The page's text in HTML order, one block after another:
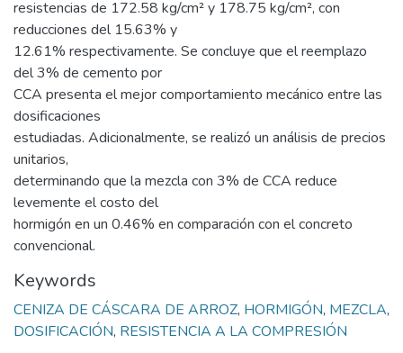
resistencias de 172.58 kg/cm² y 178.75 kg/cm², con
reducciones del 15.63% y
12.61% respectivamente. Se concluye que el reemplazo
del 3% de cemento por
CCA presenta el mejor comportamiento mecánico entre las
dosificaciones
estudiadas. Adicionalmente, se realizó un análisis de precios
unitarios,
determinando que la mezcla con 3% de CCA reduce
levemente el costo del
hormigón en un 0.46% en comparación con el concreto
convencional.
Keywords
CENIZA DE CÁSCARA DE ARROZ, HORMIGÓN, MEZCLA,
DOSIFICACIÓN, RESISTENCIA A LA COMPRESIÓN